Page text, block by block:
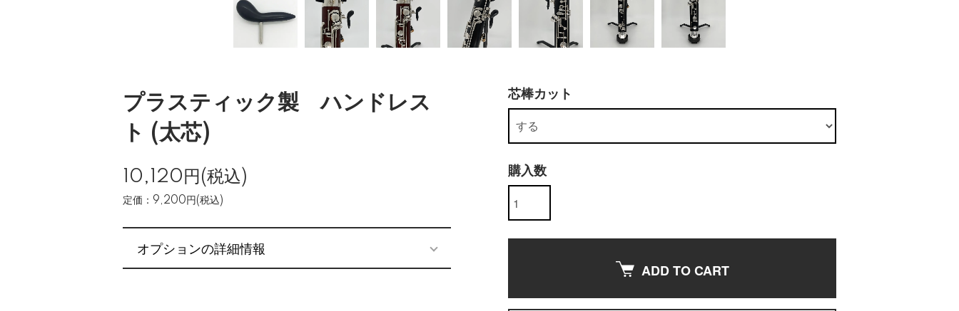
プラスティック製 ハンドレス
ト (太芯)
10,120円(税込)
定価：9,200円(税込)
オプションの詳細情報
芯棒カット
購入数
ADD TO CART